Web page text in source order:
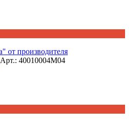
Арт.: 40010004М04